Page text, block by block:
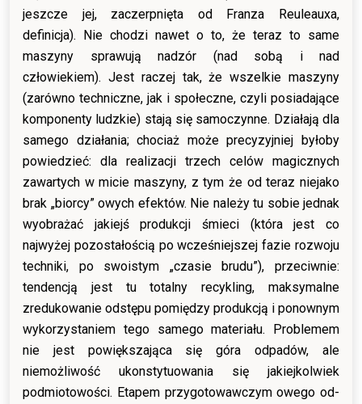
jeszcze jej, zaczerpnięta od Franza Reuleauxa,
definicja). Nie chodzi nawet o to, że teraz to same
maszyny sprawują nadzór (nad sobą i nad
człowiekiem). Jest raczej tak, że wszelkie maszyny
(zarówno techniczne, jak i społeczne, czyli posiadające
komponenty ludzkie) stają się samoczynne. Działają dla
samego działania; chociaż może precyzyjniej byłoby
powiedzieć: dla realizacji trzech celów magicznych
zawartych w micie maszyny, z tym że od teraz niejako
brak „biorcy” owych efektów. Nie należy tu sobie jednak
wyobrażać jakiejś produkcji śmieci (która jest co
najwyżej pozostałością po wcześniejszej fazie rozwoju
techniki, po swoistym „czasie brudu”), przeciwnie:
tendencją jest tu totalny recykling, maksymalne
zredukowanie odstępu pomiędzy produkcją i ponownym
wykorzystaniem tego samego materiału. Problemem
nie jest powiększająca się góra odpadów, ale
niemożliwość ukonstytuowania się jakiejkolwiek
podmiotowości. Etapem przygotowawczym owego od-